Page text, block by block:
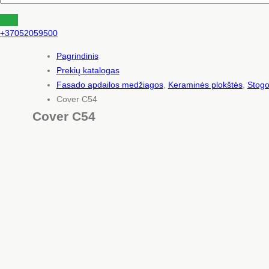
+37052059500
Pagrindinis
Prekių katalogas
Fasado apdailos medžiagos, Keraminės plokštės,
Cover C54
Cover C54